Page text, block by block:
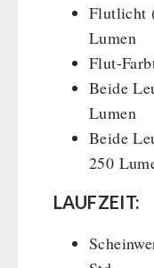
Flutlicht
Lumen
Flut-
Beide
Lumen
Beide
250
LAUFZEIT: